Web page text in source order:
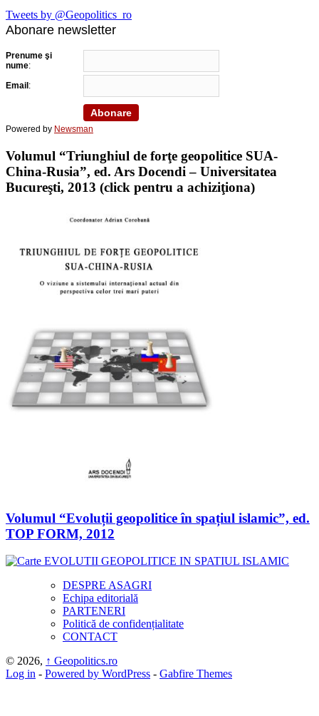
Tweets by @Geopolitics_ro
Abonare newsletter
Prenume şi
nume:
Email:
Powered by Newsman
Volumul “Triunghiul de forţe geopolitice SUA-
China-Rusia”, ed. Ars Docendi – Universitatea
Bucureşti, 2013 (click pentru a achiziţiona)
Volumul “Evoluții geopolitice în spațiul islamic”, ed.
TOP FORM, 2012
DESPRE ASAGRI
Echipa editorială
PARTENERI
Politică de confidențialitate
CONTACT
© 2026, ↑ Geopolitics.ro
Log in - Powered by WordPress - Gabfire Themes